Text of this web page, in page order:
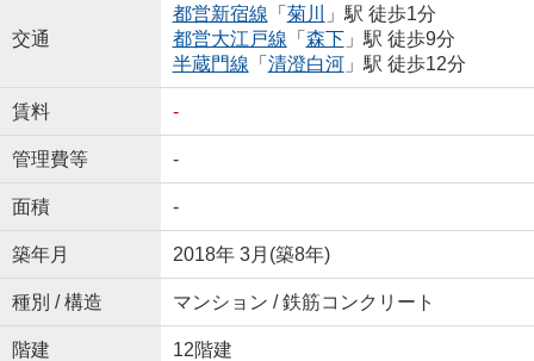
交通
都営新宿線 「 菊川
」駅 徒歩1分
都営大江戸線 「 森下」駅 徒歩9分
半蔵門線 「 清澄白河」駅 徒歩12分
賃料 -
管理費等 -
面積 -
築年月 2018年 3月(築8年)
種別 / 構造 マンション / 鉄筋コンクリート
階建 12階建